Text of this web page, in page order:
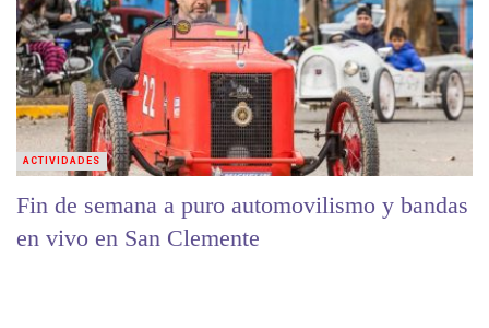
Fin de semana a puro automovilismo y bandas
en vivo en San Clemente
ACTIVIDADES